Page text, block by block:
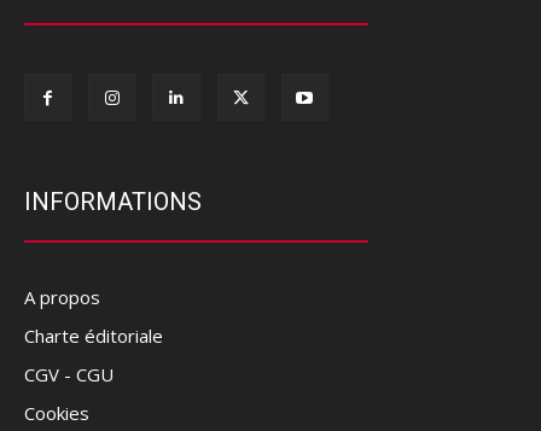
INFORMATIONS
A propos
Charte éditoriale
CGV - CGU
Cookies